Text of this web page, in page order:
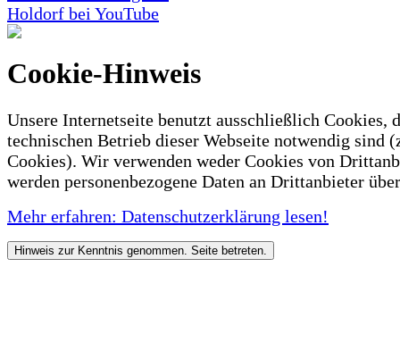
Holdorf bei YouTube
Cookie-Hinweis
Unsere Internetseite benutzt ausschließlich Cookies,
technischen Betrieb dieser Webseite notwendig sind
Cookies). Wir verwenden weder Cookies von
werden personenbezogene Daten an Drittanbieter
Mehr erfahren: Datenschutzerklärung lesen!
Hinweis zur Kenntnis genommen. Seite betreten.